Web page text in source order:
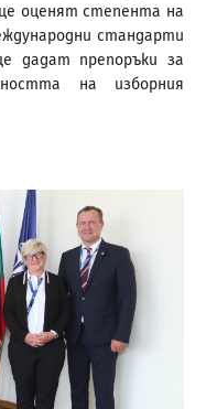
оценят степента на
стандарти
дадат препоръки за
на изборния